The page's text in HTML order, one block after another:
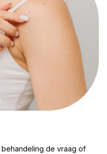
behandeling de vraag of